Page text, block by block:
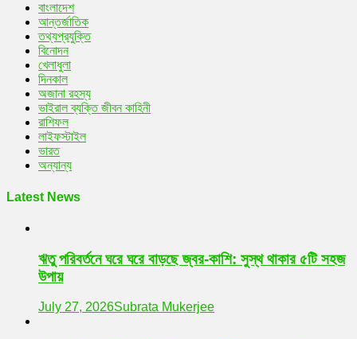
বাংলাদেশ
আন্তর্জাতিক
তথ্যপ্রযুক্তি
বিনোদন
খেলাধুলা
দিনকাল
অজানা রহস্য
ভাইরাল ব্যক্তি জীবন কাহিনী
রাশিফল
লাইফস্টাইল
ভারত
অন্যান্য
Latest News
ঋতু পরিবর্তনে ঘরে ঘরে বাড়ছে জ্বর-কাশি: সুস্থ থাকার ৫টি সহজ
উপায়
July 27, 2026Subrata Mukerjee